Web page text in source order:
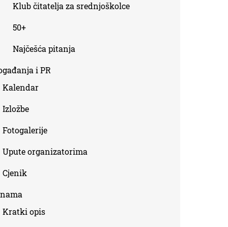
Klub čitatelja za srednjoškolce
50+
Najčešća pitanja
i PR
Kalendar
Izložbe
Fotogalerije
Upute organizatorima
Cjenik
Kratki opis